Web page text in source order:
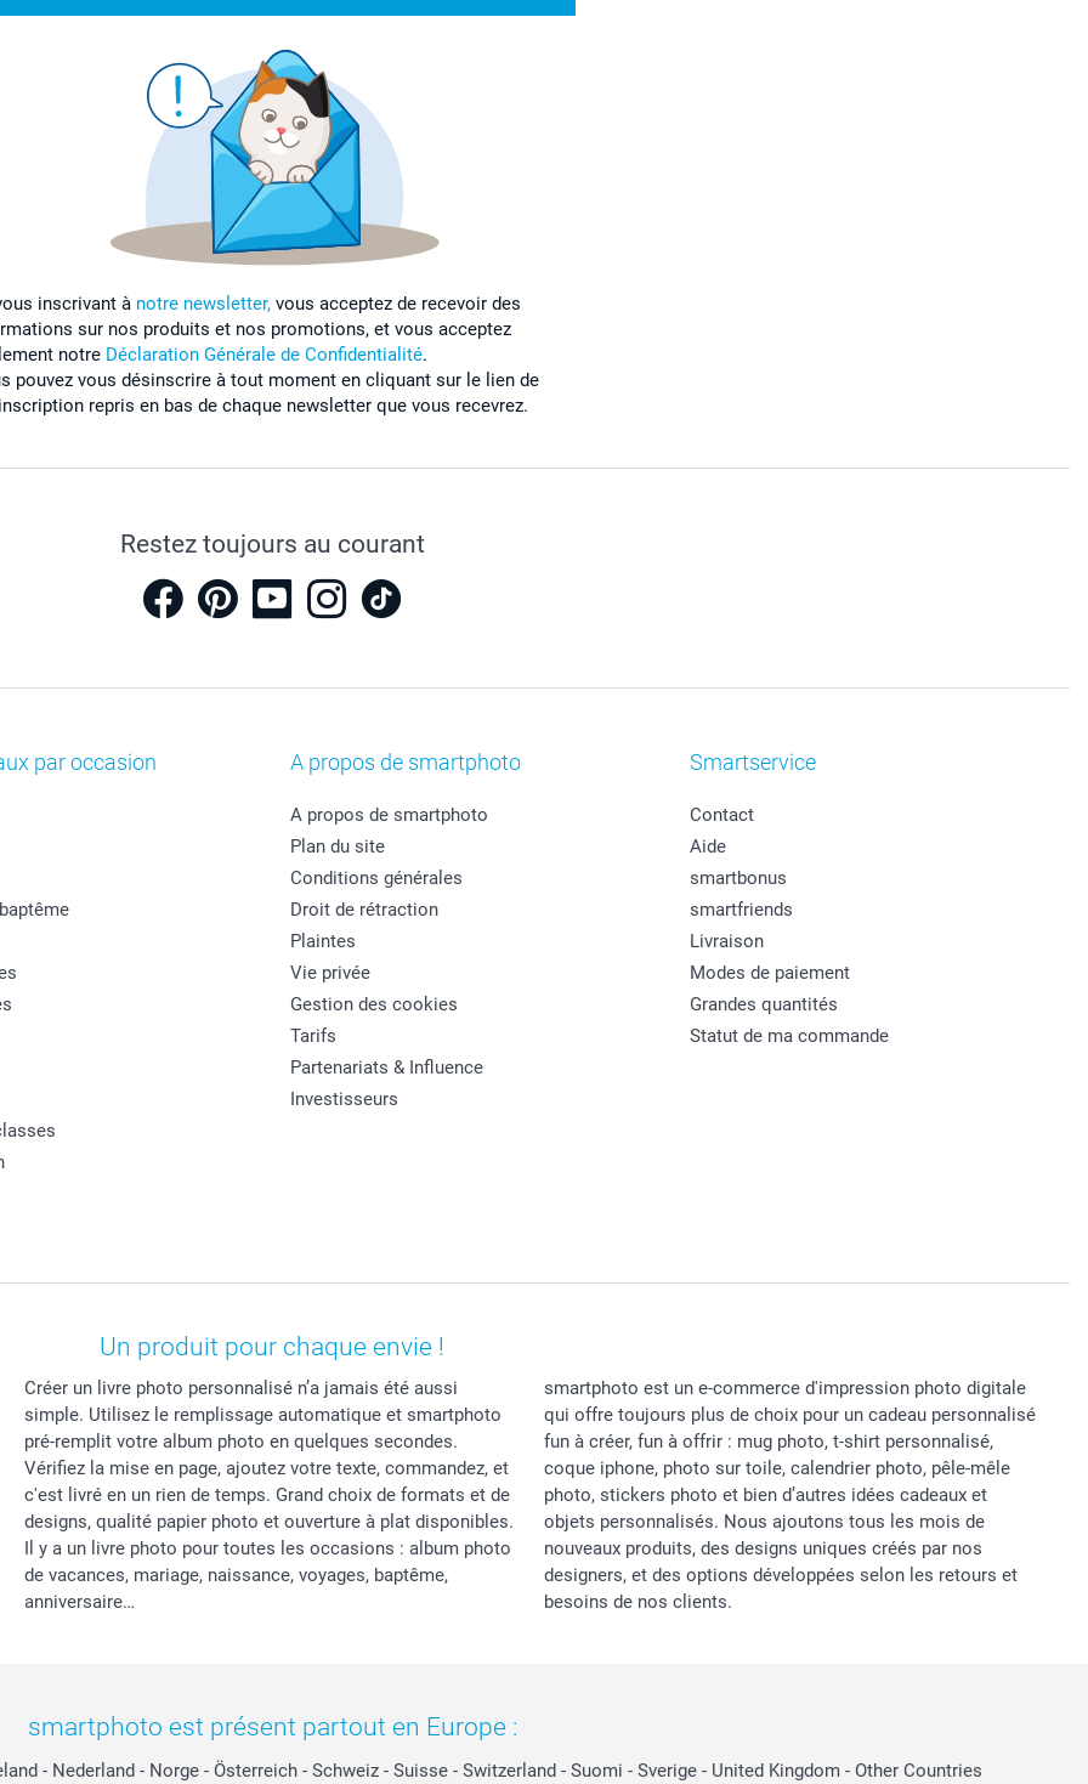
inscrivant à notre newsletter, vous acceptez de recevoir des
sur nos produits et nos promotions, et vous acceptez
notre Déclaration Générale de Confidentialité.
pouvez vous désinscrire à tout moment en cliquant sur le lien de
repris en bas de chaque newsletter que vous recevrez.
Restez toujours au courant
par occasion A propos de smartphoto
A propos de smartphoto
Plan du site
Conditions générales
Droit de rétraction
Plaintes
Vie privée
Gestion des cookies
Tarifs
Partenariats & Influence
Investisseurs
Smartservice
Contact
Aide
smartbonus
smartfriends
Livraison
Modes de paiement
Grandes quantités
Statut de ma commande
Un produit pour chaque envie !
Créer un livre photo personnalisé n’a jamais été aussi
simple. Utilisez le remplissage automatique et smartphoto
pré-remplit votre album photo en quelques secondes.
Vérifiez la mise en page, ajoutez votre texte, commandez, et
c'est livré en un rien de temps. Grand choix de formats et de
designs, qualité papier photo et ouverture à plat disponibles.
Il y a un livre photo pour toutes les occasions : album photo
de vacances, mariage, naissance, voyages, baptême,
anniversaire…
smartphoto est un e-commerce d'impression photo digitale
qui offre toujours plus de choix pour un cadeau personnalisé
fun à créer, fun à offrir : mug photo, t-shirt personnalisé,
coque iphone, photo sur toile, calendrier photo, pêle-mêle
photo, stickers photo et bien d’autres idées cadeaux et
objets personnalisés. Nous ajoutons tous les mois de
nouveaux produits, des designs uniques créés par nos
designers, et des options développées selon les retours et
besoins de nos clients.
smartphoto est présent partout en Europe :
- Nederland - Norge - Österreich - Schweiz - Suisse - Switzerland - Suomi - Sverige - United Kingdom - Other Countries